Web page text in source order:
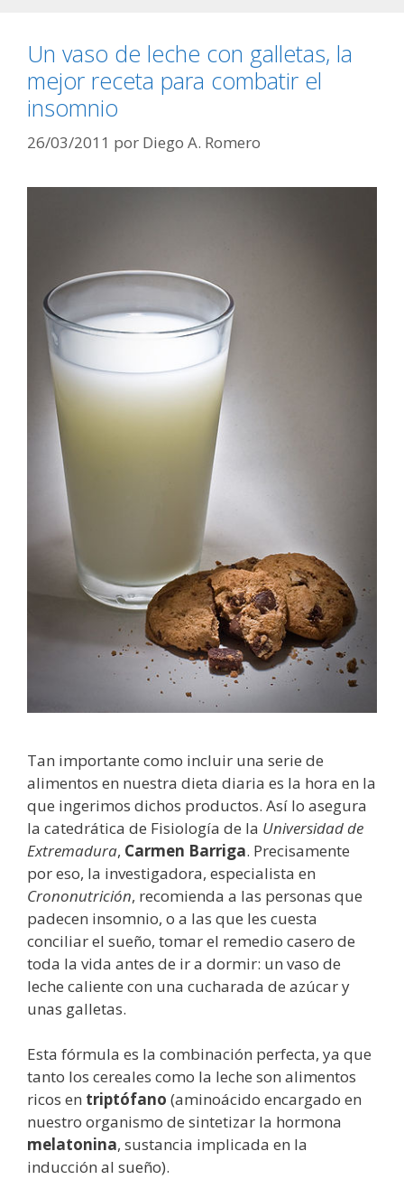
Un vaso de leche con galletas, la
mejor receta para combatir el
insomnio
26/03/2011 por Diego A. Romero
Tan importante como incluir una serie de
alimentos en nuestra dieta diaria es la hora en la
que ingerimos dichos productos. Así lo asegura
la catedrática de Fisiología de la Universidad de
Extremadura, Carmen Barriga. Precisamente
por eso, la investigadora, especialista en
Crononutrición, recomienda a las personas que
padecen insomnio, o a las que les cuesta
conciliar el sueño, tomar el remedio casero de
toda la vida antes de ir a dormir: un vaso de
leche caliente con una cucharada de azúcar y
unas galletas.
Esta fórmula es la combinación perfecta, ya que
tanto los cereales como la leche son alimentos
ricos en triptófano (aminoácido encargado en
nuestro organismo de sintetizar la hormona
melatonina, sustancia implicada en la
inducción al sueño).